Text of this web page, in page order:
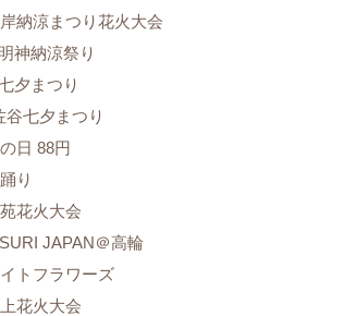
納涼まつり花火大会
神納涼祭り
夕まつり
谷七夕まつり
日 88円
り
花火大会
JAPAN＠高輪
トフラワーズ
花火大会